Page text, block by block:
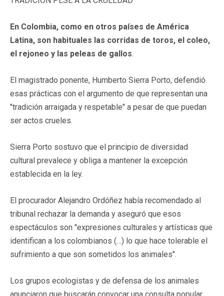
En Colombia, como en otros países de América
Latina, son habituales las corridas de toros, el coleo,
el rejoneo y las peleas de gallos.
El magistrado ponente, Humberto Sierra Porto, defendió
esas prácticas con el argumento de que representan una
"tradición arraigada y respetable" a pesar de que puedan
ser actos crueles.
Sierra Porto sostuvo que el principio de diversidad
cultural prevalece y obliga a mantener la excepción
establecida en la ley.
El procurador Alejandro Ordóñez había recomendado al
tribunal rechazar la demanda y aseguró que esos
espectáculos son "expresiones culturales y artísticas que
identifican a los colombianos (…) lo que hace tolerable el
sufrimiento a que son sometidos los animales".
Los grupos ecologistas y de defensa de los animales